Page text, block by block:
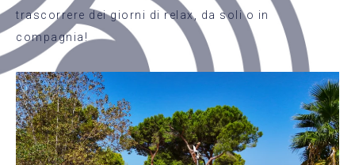
trascorrere dei giorni di relax, da soli o in
compagnia!